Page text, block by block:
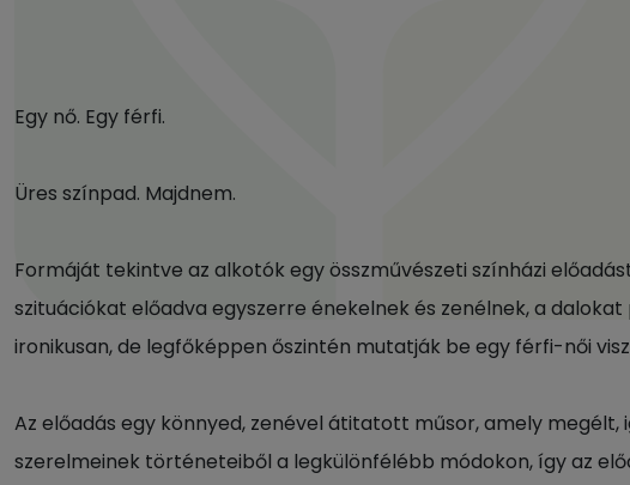
Egy nő. Egy férfi.
Üres színpad. Majdnem.
Formáját tekintve az alkotók egy összművészeti színházi
szituációkat előadva egyszerre énekelnek és zenélnek, a
ironikusan, de legfőképpen őszintén mutatják be egy férfi-női
Az előadás egy könnyed, zenével átitatott műsor, amely
szerelmeinek történeteiből a legkülönfélébb módokon, így az